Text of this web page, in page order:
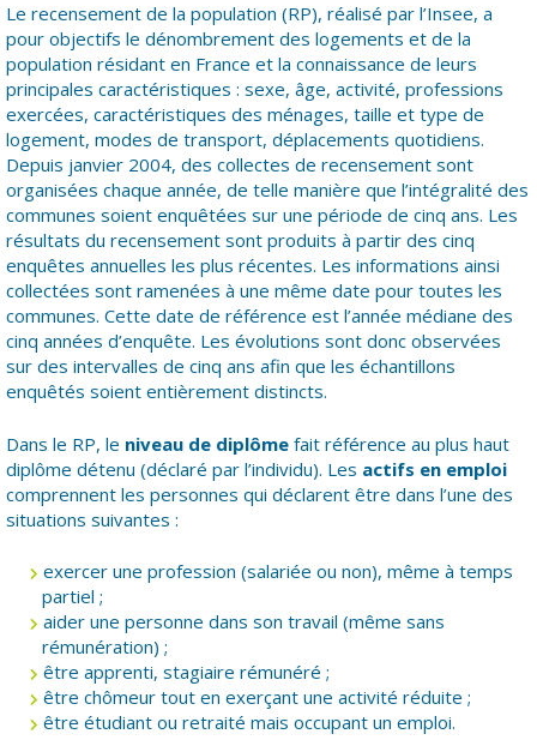
Le recensement de la population (RP), réalisé par l’Insee, a
pour objectifs le dénombrement des logements et de la
population résidant en France et la connaissance de leurs
principales caractéristiques : sexe, âge, activité, professions
exercées, caractéristiques des ménages, taille et type de
logement, modes de transport, déplacements quotidiens.
Depuis janvier 2004, des collectes de recensement sont
organisées chaque année, de telle manière que l’intégralité des
communes soient enquêtées sur une période de cinq ans. Les
résultats du recensement sont produits à partir des cinq
enquêtes annuelles les plus récentes. Les informations ainsi
collectées sont ramenées à une même date pour toutes les
communes. Cette date de référence est l’année médiane des
cinq années d’enquête. Les évolutions sont donc observées
sur des intervalles de cinq ans afin que les échantillons
enquêtés soient entièrement distincts.
Dans le RP, le niveau de diplôme fait référence au plus haut
diplôme détenu (déclaré par l’individu). Les actifs en emploi
comprennent les personnes qui déclarent être dans l’une des
situations suivantes :
exercer une profession (salariée ou non), même à temps
partiel ;
aider une personne dans son travail (même sans
rémunération) ;
être apprenti, stagiaire rémunéré ;
être chômeur tout en exerçant une activité réduite ;
être étudiant ou retraité mais occupant un emploi.